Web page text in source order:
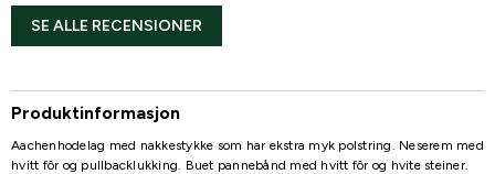
SE ALLE RECENSIONER
Produktinformasjon
Aachenhodelag med nakkestykke som har ekstra myk polstring. Neserem med
hvitt fôr og pullbacklukking. Buet pannebånd med hvitt fôr og hvite steiner.